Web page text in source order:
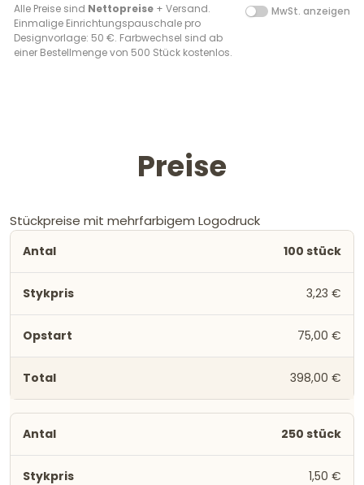
Alle Preise sind Nettopreise + Versand.
Einmalige Einrichtungspauschale pro
Designvorlage: 50 €. Farbwechsel sind ab
einer Bestellmenge von 500 Stück kostenlos.
MwSt. anzeigen
Preise
Stückpreise mit mehrfarbigem Logodruck
100 stück
3,23 €
75,00 €
398,00 €
250 stück
1,50 €